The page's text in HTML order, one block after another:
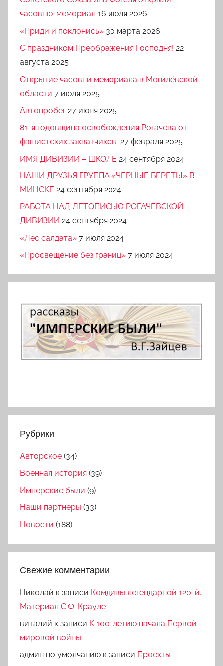
часовню-мемориал 16 июля 2026
«Приди и поклонись» 30 марта 2026
C праздником Преображения Господня! 22
августа 2025
Открытие часовни мемориала в Могилёвской
области 7 июля 2025
Автопробег 27 июня 2025
81-я годовщина освобождения Рогачева от
фашистских захватчиков 27 февраля 2025
ИМЯ ДИВИЗИИ – ШКОЛЕ 24 сентября 2024
НАШИ ДРУЗЬЯ ГРУППА «ЧЕРНЫЕ БЕРЕТЫ» В
МИНСКЕ 24 сентября 2024
РАБОТА НАД ЛЕТОПИСЬЮ РОГАЧЕВСКОЙ
ДИВИЗИИ 24 сентября 2024
«Лес салдата» 7 июля 2024
«Просвещение без границ» 7 июля 2024
Рубрики
Авторское (34)
Военная история (39)
Имперские были (9)
Наши партнеры (33)
Новости (188)
Свежие комментарии
Николай к записи Комдивы легендарной 120-й.
Материал С.Ф. Крауле
виталий к записи К 100-летию начала Первой
мировой войны.
админ по умолчанию к записи Проекты